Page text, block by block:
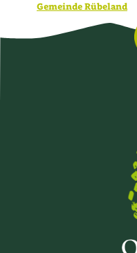
Gemeinde Rübeland